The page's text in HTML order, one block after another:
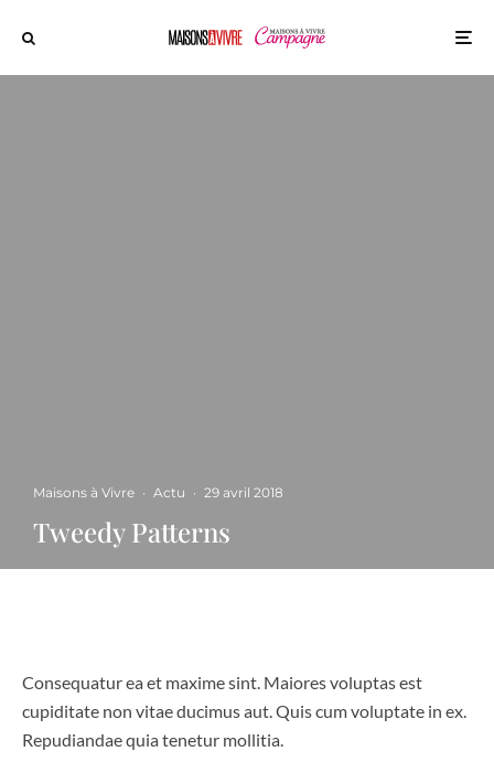
Maisons à Vivre · Actu · 29 avril 2018
Tweedy Patterns
Consequatur ea et maxime sint. Maiores voluptas est
cupiditate non vitae ducimus aut. Quis cum voluptate in ex.
Repudiandae quia tenetur mollitia.